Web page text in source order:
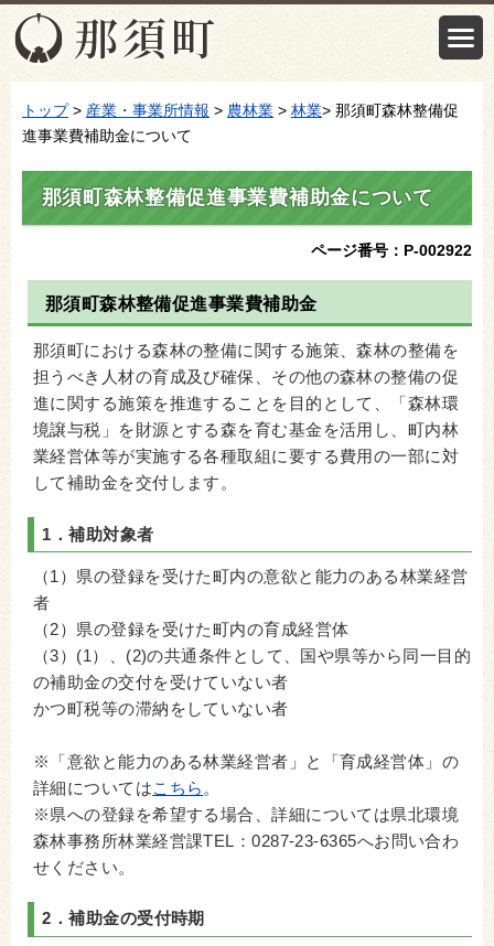
トップ> 産業・事業所情報 > 農林業 > 林業> 那須町森林整備促
進事業費補助金について
那須町森林整備促進事業費補助金について
ページ番号：P-002922
那須町森林整備促進事業費補助金
那須町における森林の整備に関する施策、森林の整備を
担うべき人材の育成及び確保、その他の森林の整備の促
進に関する施策を推進することを目的として、「森林環
境譲与税」を財源とする森を育む基金を活用し、町内林
業経営体等が実施する各種取組に要する費用の一部に対
して補助金を交付します。
1．補助対象者
（1）県の登録を受けた町内の意欲と能力のある林業経営
者
（2）県の登録を受けた町内の育成経営体
（3）(1）、(2)の共通条件として、国や県等から同一目的
の補助金の交付を受けていない者
かつ町税等の滞納をしていない者
※「意欲と能力のある林業経営者」と「育成経営体」の
詳細についてはこちら 。
※県への登録を希望する場合、詳細については県北環境
森林事務所林業経営課TEL：0287-23-6365へお問い合わ
せください。
2．補助金の受付時期